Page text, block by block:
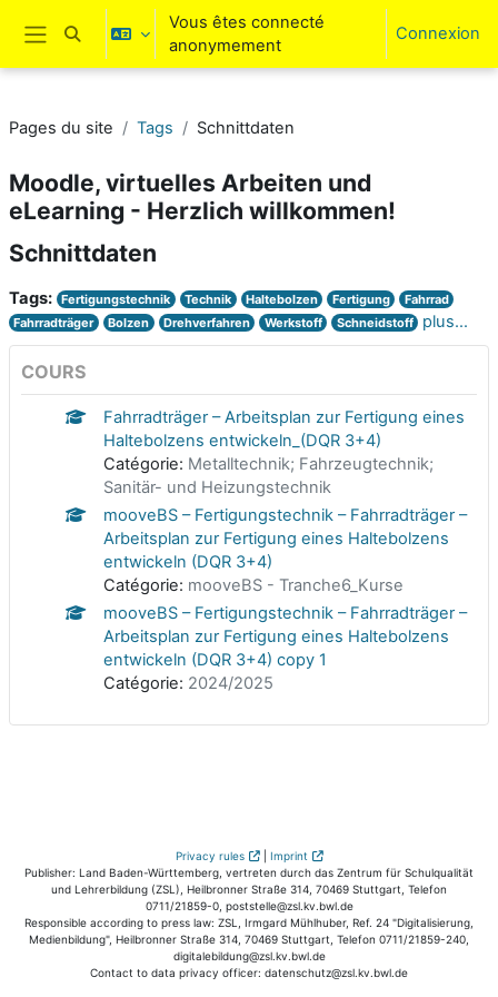
Passer au contenu principal
Panneau latéral
Activer/désactiver la saisie de recherche
Vous êtes connecté
anonymement
Connexion
Pages du site Tags Schnittdaten
Moodle, virtuelles Arbeiten und
eLearning - Herzlich willkommen!
Schnittdaten
Tags: Fertigungstechnik Technik Haltebolzen Fertigung
Fahrrad
Fahrradträger
Bolzen Drehverfahren Werkstoff Schneidstoff plus…
COURS
Fahrradträger – Arbeitsplan zur Fertigung eines
Haltebolzens entwickeln_(DQR 3+4)
Catégorie: Metalltechnik; Fahrzeugtechnik;
Sanitär- und Heizungstechnik
mooveBS – Fertigungstechnik – Fahrradträger –
Arbeitsplan zur Fertigung eines Haltebolzens
entwickeln (DQR 3+4)
Catégorie: mooveBS - Tranche6_Kurse
mooveBS – Fertigungstechnik – Fahrradträger –
Arbeitsplan zur Fertigung eines Haltebolzens
entwickeln (DQR 3+4) copy 1
Catégorie: 2024/2025
Privacy rules | Imprint
Publisher: Land Baden-Württemberg, vertreten durch das Zentrum für Schulqualität
und Lehrerbildung (ZSL), Heilbronner Straße 314, 70469 Stuttgart, Telefon
0711/21859-0, poststelle@zsl.kv.bwl.de
Responsible according to press law: ZSL, Irmgard Mühlhuber, Ref. 24 "Digitalisierung,
Medienbildung", Heilbronner Straße 314, 70469 Stuttgart, Telefon 0711/21859-240,
digitalebildung@zsl.kv.bwl.de
Contact to data privacy officer: datenschutz@zsl.kv.bwl.de